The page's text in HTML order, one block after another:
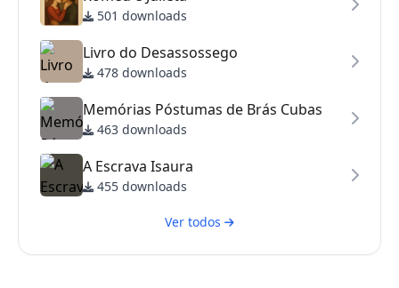
501 downloads
Livro do Desassossego
478 downloads
Memórias Póstumas de Brás Cubas
463 downloads
A Escrava Isaura
455 downloads
Ver todos